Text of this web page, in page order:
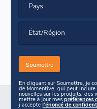
Pays
État/Région
En cliquant sur Soumettre, je
de Momentive, qui peut
nouvelles sur les produits, des
mettre à jour mespréférences
j’acceptel’énoncé de